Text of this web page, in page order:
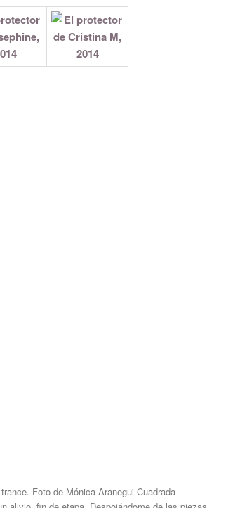
Foto de Mónica Aranegui Cuadrada